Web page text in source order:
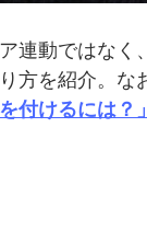
連動ではなく、
方を紹介。な
付けるには？」